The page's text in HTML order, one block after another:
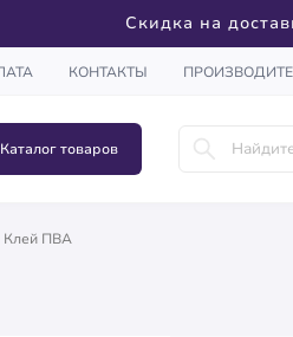
Скидка на
КОНТАКТЫ
Каталог товаров
Клей ПВА